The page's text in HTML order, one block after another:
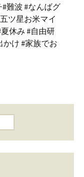
難波 #なんばグ
ツ星お米マイ
休み #自由研
け #家族でお